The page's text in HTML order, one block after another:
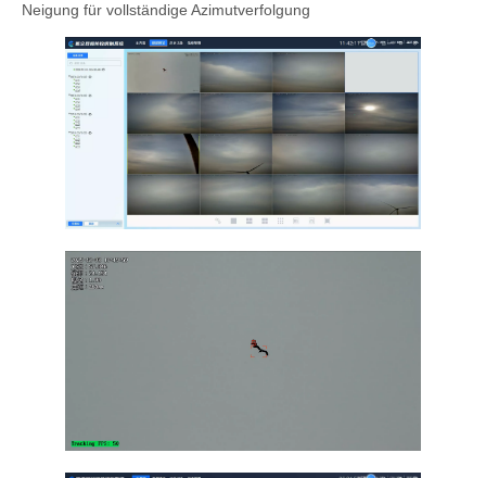
Neigung für vollständige Azimutverfolgung